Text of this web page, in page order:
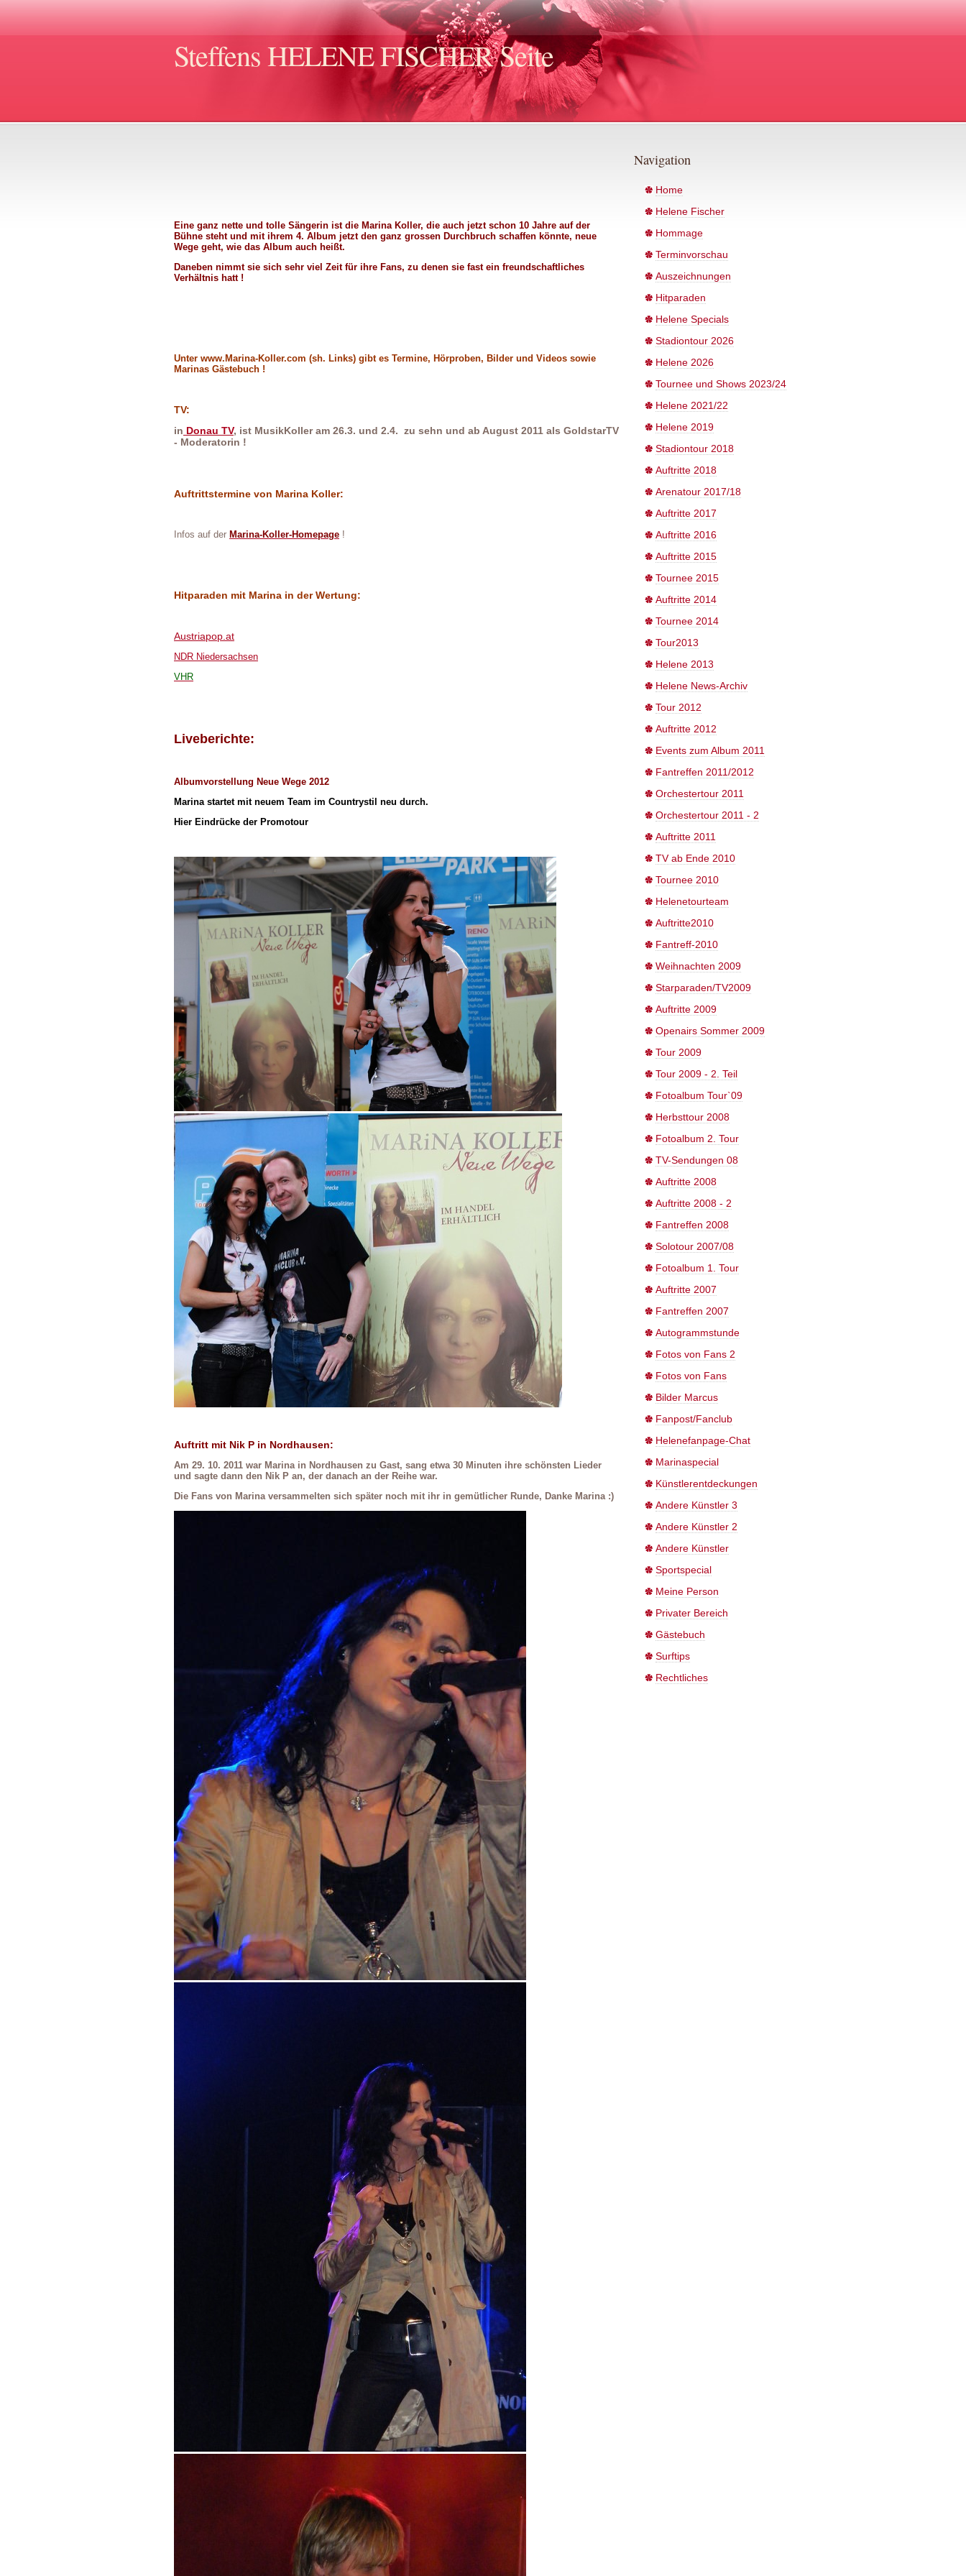
Steffens HELENE FISCHER Seite
Eine ganz nette und tolle Sängerin ist die Marina Koller, die auch jetzt schon 10 Jahre auf der
Bühne steht und mit ihrem 4. Album jetzt den ganz grossen Durchbruch schaffen könnte, neue
Wege geht, wie das Album auch heißt.
Daneben nimmt sie sich sehr viel Zeit für ihre Fans, zu denen sie fast ein freundschaftliches
Verhältnis hatt !
Unter www.Marina-Koller.com (sh. Links) gibt es Termine, Hörproben, Bilder und Videos sowie
Marinas Gästebuch !
TV:
in Donau TV, ist MusikKoller am 26.3. und 2.4. zu sehn und ab August 2011 als GoldstarTV
- Moderatorin !
Auftrittstermine von Marina Koller:
Infos auf der Marina-Koller-Homepage !
Hitparaden mit Marina in der Wertung:
Austriapop.at
NDR Niedersachsen
VHR
Liveberichte:
Albumvorstellung Neue Wege 2012
Marina startet mit neuem Team im Countrystil neu durch.
Hier Eindrücke der Promotour
Auftritt mit Nik P in Nordhausen:
Am 29. 10. 2011 war Marina in Nordhausen zu Gast, sang etwa 30 Minuten ihre schönsten Lieder
und sagte dann den Nik P an, der danach an der Reihe war.
Die Fans von Marina versammelten sich später noch mit ihr in gemütlicher Runde, Danke Marina :)
Navigation
Home
Helene Fischer
Hommage
Terminvorschau
Auszeichnungen
Hitparaden
Helene Specials
Stadiontour 2026
Helene 2026
Tournee und Shows 2023/24
Helene 2021/22
Helene 2019
Stadiontour 2018
Auftritte 2018
Arenatour 2017/18
Auftritte 2017
Auftritte 2016
Auftritte 2015
Tournee 2015
Auftritte 2014
Tournee 2014
Tour2013
Helene 2013
Helene News-Archiv
Tour 2012
Auftritte 2012
Events zum Album 2011
Fantreffen 2011/2012
Orchestertour 2011
Orchestertour 2011 - 2
Auftritte 2011
TV ab Ende 2010
Tournee 2010
Helenetourteam
Auftritte2010
Fantreff-2010
Weihnachten 2009
Starparaden/TV2009
Auftritte 2009
Openairs Sommer 2009
Tour 2009
Tour 2009 - 2. Teil
Fotoalbum Tour`09
Herbsttour 2008
Fotoalbum 2. Tour
TV-Sendungen 08
Auftritte 2008
Auftritte 2008 - 2
Fantreffen 2008
Solotour 2007/08
Fotoalbum 1. Tour
Auftritte 2007
Fantreffen 2007
Autogrammstunde
Fotos von Fans 2
Fotos von Fans
Bilder Marcus
Fanpost/Fanclub
Helenefanpage-Chat
Marinaspecial
Künstlerentdeckungen
Andere Künstler 3
Andere Künstler 2
Andere Künstler
Sportspecial
Meine Person
Privater Bereich
Gästebuch
Surftips
Rechtliches